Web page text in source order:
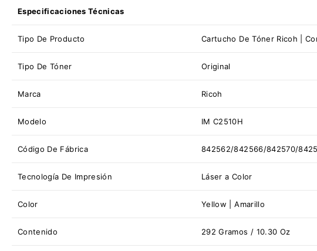
Especificaciones Técnicas
Tipo De Producto Cartucho De Tóner Ricoh |
Tipo De Tóner Original
Marca Ricoh
Modelo IM C2510H
Código De Fábrica 842562/842566/842570/
Tecnología De Impresión Láser a Color
Color Yellow | Amarillo
Contenido 292 Gramos / 10.30 Oz